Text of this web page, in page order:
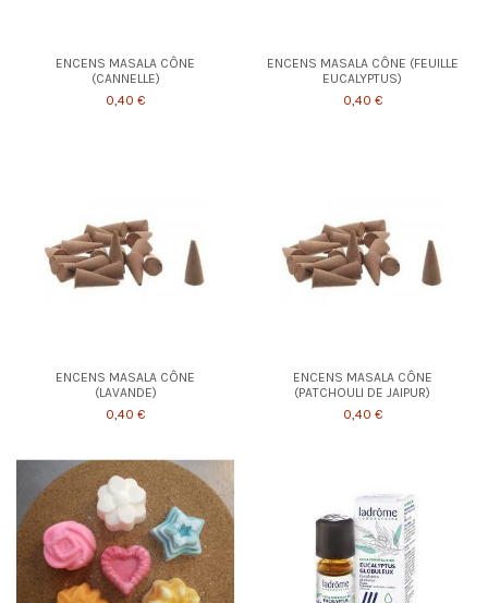
ENCENS MASALA CÔNE
(CANNELLE)
0,40 €
ENCENS MASALA CÔNE (FEUILLE
EUCALYPTUS)
0,40 €
ENCENS MASALA CÔNE
(LAVANDE)
0,40 €
ENCENS MASALA CÔNE
(PATCHOULI DE JAIPUR)
0,40 €